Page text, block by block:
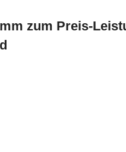
zum Preis-